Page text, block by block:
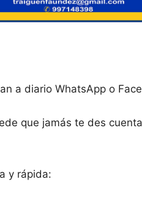
a diario WhatsApp o
que jamás te des
y rápida: